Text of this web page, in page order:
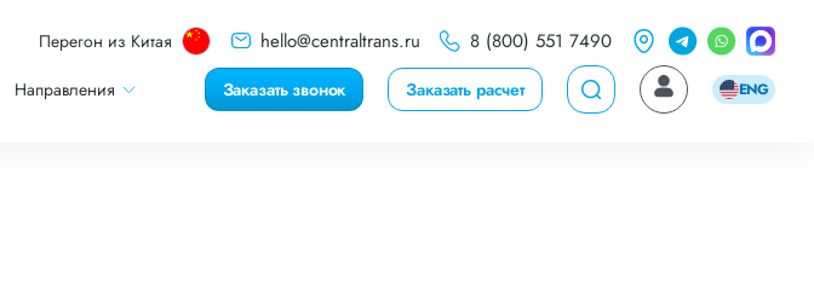
Перегон из Китая hello@centraltrans.ru 8 (800) 551 7490
Направления Заказать звонок Заказать расчет ENG